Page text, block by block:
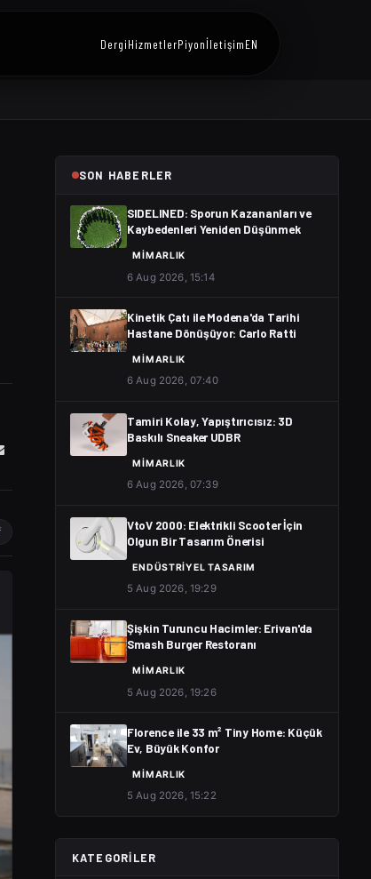
DergiHizmetlerPiyonİletişimEN
SON HABERLER
SIDELINED: Sporun Kazananları ve
Kaybedenleri Yeniden Düşünmek
MIMARLIK
6 Aug 2026, 15:14
Kinetik Çatı ile Modena'da Tarihi
Hastane Dönüşüyor: Carlo Ratti
MIMARLIK
6 Aug 2026, 07:40
Tamiri Kolay, Yapıştırıcısız: 3D
Baskılı Sneaker UDBR
MIMARLIK
6 Aug 2026, 07:39
VtoV 2000: Elektrikli Scooter İçin
Olgun Bir Tasarım Önerisi
ENDÜSTRIYEL TASARIM
5 Aug 2026, 19:29
Şişkin Turuncu Hacimler: Erivan'da
Smash Burger Restoranı
MIMARLIK
5 Aug 2026, 19:26
Florence ile 33 m² Tiny Home: Küçük
Ev, Büyük Konfor
MIMARLIK
5 Aug 2026, 15:22
KATEGORILER